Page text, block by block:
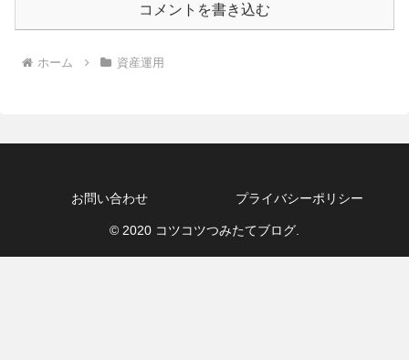
コメントを書き込む
ホーム 資産運用
お問い合わせ プライバシーポリシー
© 2020 コツコツつみたてブログ.